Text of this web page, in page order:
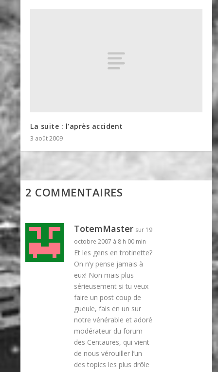
La suite : l’après accident
3 août 2009
2 COMMENTAIRES
TotemMaster sur 19
octobre 2007 à 8 h 00 min
Et les gens en trotinette?
On n’y pense jamais à
eux! Non mais plus
sérieusement si tu veux
faire un post coup de
gueule, fais en un sur
notre vénérable et adoré
modérateur du forum
des Centaures, qui vient
de nous vérouiller l’un
des topics les plus drôle